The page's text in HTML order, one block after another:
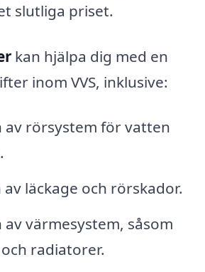
slutliga priset.
kan hjälpa dig med en
inom VVS, inklusive:
rörsystem för vatten
läckage och rörskador.
värmesystem, såsom
radiatorer.